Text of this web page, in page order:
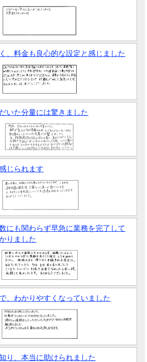
、料金も良心的な設定と感じました
いた分量には驚きました
じられます
にも関わらず早急に業務を完了して
りました
、わかりやすくなっていました
り、本当に助けられました